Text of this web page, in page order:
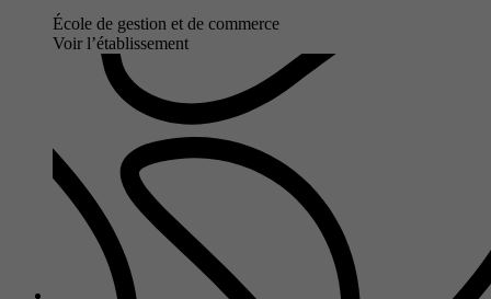
École de gestion et de commerce
Voir l’établissement